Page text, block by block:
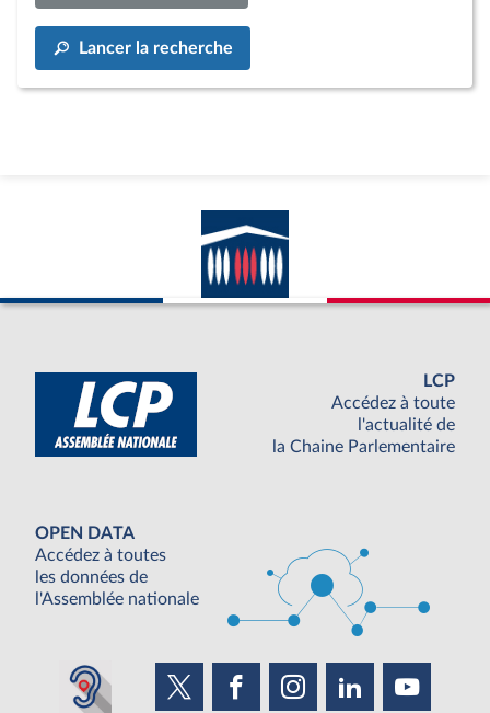
Lancer la recherche
LCP
Accédez à toute
l'actualité de
la Chaine Parlementaire
OPEN DATA
Accédez à toutes
les données de
l'Assemblée nationale